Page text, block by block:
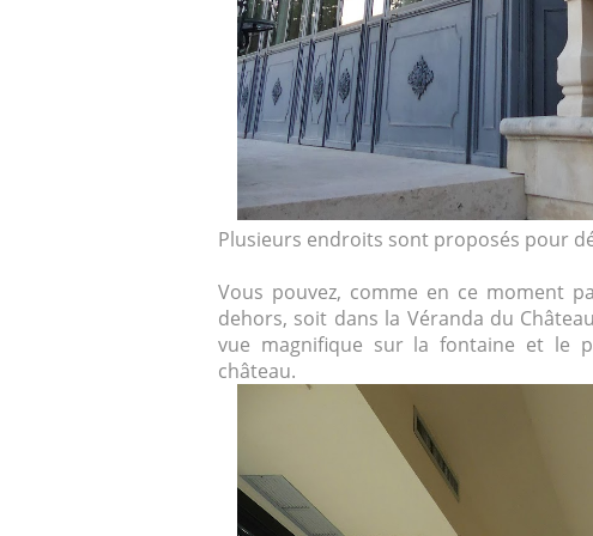
Plusieurs endroits sont proposés pour
Vous pouvez, comme en ce moment
dehors, soit dans la Véranda du
vue magnifique sur la fontaine et le
château.